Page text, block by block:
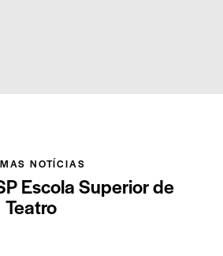
NOTÍCIAS
Escola Superior de
Teatro